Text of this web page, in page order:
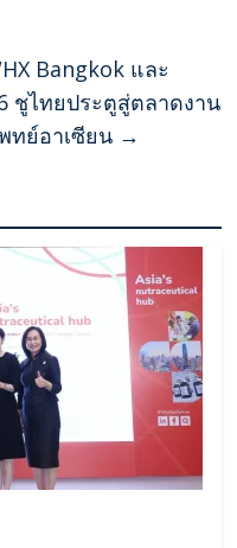
Bangkok และ
ชูไทยประตูสู่ตลาดงาน
ทย์อาเซียน →